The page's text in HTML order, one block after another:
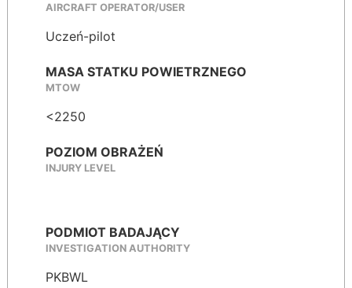
AIRCRAFT OPERATOR/USER
Uczeń-pilot
MASA STATKU POWIETRZNEGO
MTOW
<2250
POZIOM OBRAŻEŃ
INJURY LEVEL
PODMIOT BADAJĄCY
INVESTIGATION AUTHORITY
PKBWL